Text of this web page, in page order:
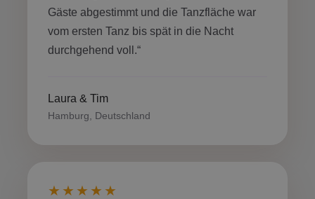
Gäste abgestimmt und die Tanzfläche war
vom ersten Tanz bis spät in die Nacht
durchgehend voll.“
Laura & Tim
Hamburg, Deutschland
★★★★★